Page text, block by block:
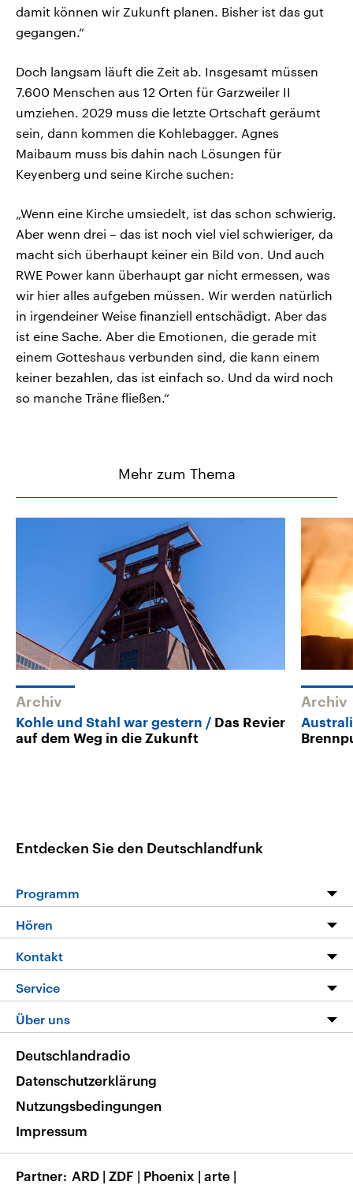
damit können wir Zukunft planen. Bisher ist das gut
gegangen.“
Doch langsam läuft die Zeit ab. Insgesamt müssen
7.600 Menschen aus 12 Orten für Garzweiler II
umziehen. 2029 muss die letzte Ortschaft geräumt
sein, dann kommen die Kohlebagger. Agnes
Maibaum muss bis dahin nach Lösungen für
Keyenberg und seine Kirche suchen:
„Wenn eine Kirche umsiedelt, ist das schon schwierig.
Aber wenn drei – das ist noch viel viel schwieriger, da
macht sich überhaupt keiner ein Bild von. Und auch
RWE Power kann überhaupt gar nicht ermessen, was
wir hier alles aufgeben müssen. Wir werden natürlich
in irgendeiner Weise finanziell entschädigt. Aber das
ist eine Sache. Aber die Emotionen, die gerade mit
einem Gotteshaus verbunden sind, die kann einem
keiner bezahlen, das ist einfach so. Und da wird noch
so manche Träne fließen.“
Mehr zum Thema
Archiv
Kohle und Stahl war gestern
Das Revier
auf dem Weg in die Zukunft
Archiv
Entdecken Sie den Deutschlandfunk
Programm
Programm
Die Nachrichten
Nachrichtenleicht
Neue Beiträge auf dlf.de
Hören
Livestream
Podcasts
Deutschlandfunk App
Nachrichten App
Frequenzen
Kontakt
Hörerservice
Service
FAQ
Veranstaltungen
Musikliste
RSS
Über uns
Barrierefreiheit
Deutschlandradio
Datenschutzerklärung
Nutzungsbedingungen
Impressum
Partner ARD | ZDF | Phoenix | arte |